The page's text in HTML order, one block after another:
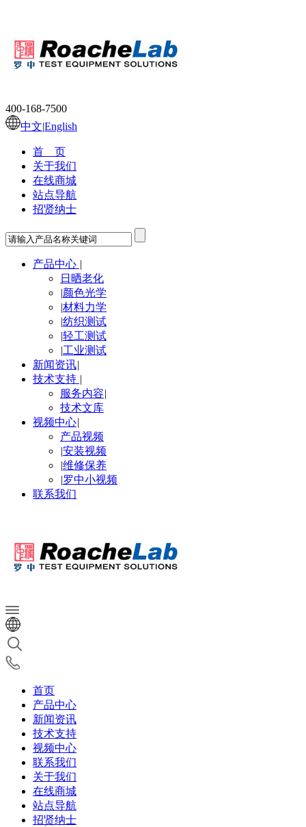
400-168-7500
中文|English
首 页
关于我们
在线商城
站点导航
招贤纳士
产品中心 |
日晒老化
|颜色光学
|材料力学
|纺织测试
|轻工测试
|工业测试
新闻资讯|
技术支持 |
服务内容|
技术文库
视频中心|
产品视频
|安装视频
|维修保养
|罗中小视频
联系我们
首页
产品中心
新闻资讯
技术支持
视频中心
联系我们
关于我们
在线商城
站点导航
招贤纳士